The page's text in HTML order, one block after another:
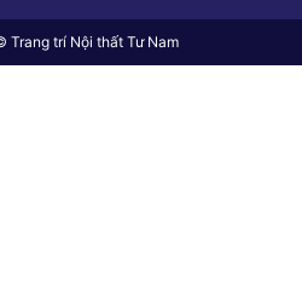
Trang trí Nội thất Tư Nam